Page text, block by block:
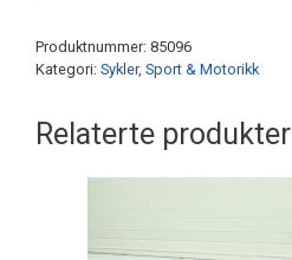
Produktnummer: 85096
Kategori: Sykler, Sport & Motorikk
Relaterte produkter